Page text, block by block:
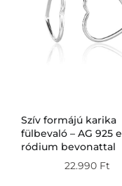
Szív formájú karika
fülbevaló – AG 925
ródium bevonattal
22.990 Ft